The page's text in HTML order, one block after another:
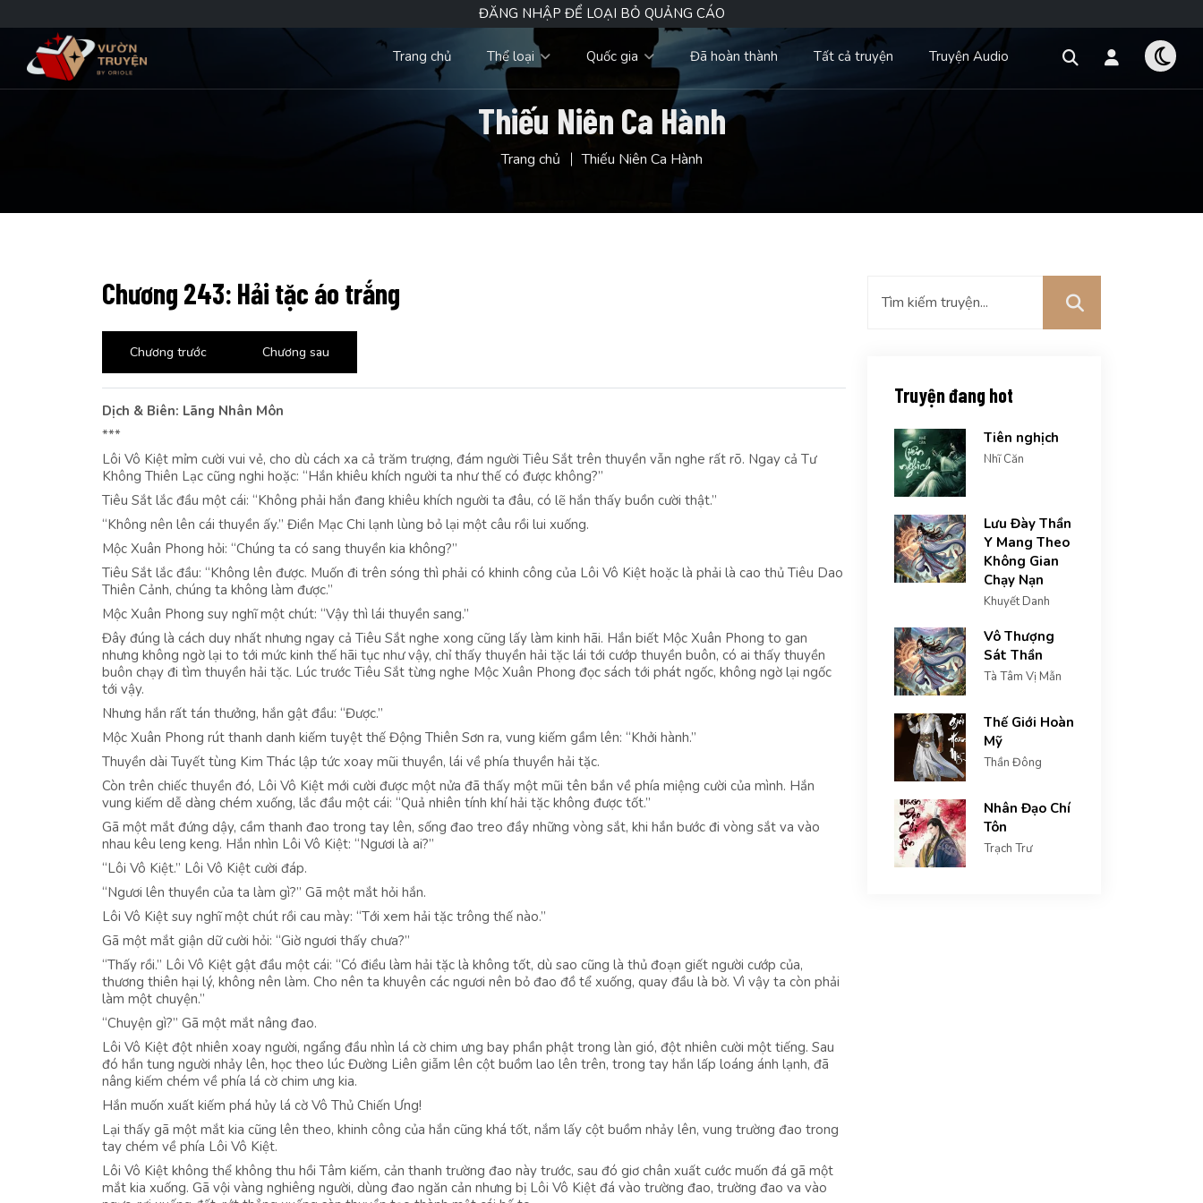
ĐĂNG NHẬP ĐỂ LOẠI BỎ QUẢNG CÁO
Trang chủ Thể loại Quốc gia Đã hoàn thành Tất cả truyện Truyện Audio
Thiếu Niên Ca Hành
Trang chủ Thiếu Niên Ca Hành
Chương 243: Hải tặc áo trắng
Chương trước Chương sau
Dịch & Biên: Lãng Nhân Môn
***
Lôi Vô Kiệt mỉm cười vui vẻ, cho dù cách xa cả trăm trượng, đám người Tiêu Sắt trên thuyền vẫn nghe rất rõ. Ngay cả Tư
Không Thiên Lạc cũng nghi hoặc: “Hắn khiêu khích người ta như thế có được không?”
Tiêu Sắt lắc đầu một cái: “Không phải hắn đang khiêu khích người ta đâu, có lẽ hắn thấy buồn cười thật.”
“Không nên lên cái thuyền ấy.” Điền Mạc Chi lạnh lùng bỏ lại một câu rồi lui xuống.
Mộc Xuân Phong hỏi: “Chúng ta có sang thuyền kia không?”
Tiêu Sắt lắc đầu: “Không lên được. Muốn đi trên sóng thì phải có khinh công của Lôi Vô Kiệt hoặc là phải là cao thủ Tiêu Dao
Thiên Cảnh, chúng ta không làm được.”
Mộc Xuân Phong suy nghĩ một chút: “Vậy thì lái thuyền sang.”
Đây đúng là cách duy nhất nhưng ngay cả Tiêu Sắt nghe xong cũng lấy làm kinh hãi. Hắn biết Mộc Xuân Phong to gan
nhưng không ngờ lại to tới mức kinh thế hãi tục như vậy, chỉ thấy thuyền hải tặc lái tới cướp thuyền buôn, có ai thấy thuyền
buôn chạy đi tìm thuyền hải tặc. Lúc trước Tiêu Sắt từng nghe Mộc Xuân Phong đọc sách tới phát ngốc, không ngờ lại ngốc
tới vậy.
Nhưng hắn rất tán thưởng, hắn gật đầu: “Được.”
Mộc Xuân Phong rút thanh danh kiếm tuyệt thế Động Thiên Sơn ra, vung kiếm gầm lên: “Khởi hành.”
Thuyền dài Tuyết tùng Kim Thác lập tức xoay mũi thuyền, lái về phía thuyền hải tặc.
Còn trên chiếc thuyền đó, Lôi Vô Kiệt mới cười được một nửa đã thấy một mũi tên bắn về phía miệng cười của mình. Hắn
vung kiếm dễ dàng chém xuống, lắc đầu một cái: “Quả nhiên tính khí hải tặc không được tốt.”
Gã một mắt đứng dậy, cầm thanh đao trong tay lên, sống đao treo đầy những vòng sắt, khi hắn bước đi vòng sắt va vào
nhau kêu leng keng. Hắn nhìn Lôi Vô Kiệt: “Ngươi là ai?”
“Lôi Vô Kiệt.” Lôi Vô Kiệt cười đáp.
“Ngươi lên thuyền của ta làm gì?” Gã một mắt hỏi hắn.
Lôi Vô Kiệt suy nghĩ một chút rồi cau mày: “Tới xem hải tặc trông thế nào.”
Gã một mắt giận dữ cười hỏi: “Giờ ngươi thấy chưa?”
“Thấy rồi.” Lôi Vô Kiệt gật đầu một cái: “Có điều làm hải tặc là không tốt, dù sao cũng là thủ đoạn giết người cướp của,
thương thiên hại lý, không nên làm. Cho nên ta khuyên các ngươi nên bỏ đao đồ tể xuống, quay đầu là bờ. Vì vậy ta còn phải
làm một chuyện.”
“Chuyện gì?” Gã một mắt nâng đao.
Lôi Vô Kiệt đột nhiên xoay người, ngẩng đầu nhìn lá cờ chim ưng bay phần phật trong làn gió, đột nhiên cười một tiếng. Sau
đó hắn tung người nhảy lên, học theo lúc Đường Liên giẫm lên cột buồm lao lên trên, trong tay hắn lấp loáng ánh lạnh, đã
nâng kiếm chém về phía lá cờ chim ưng kia.
Hắn muốn xuất kiếm phá hủy lá cờ Vô Thủ Chiến Ưng!
Lại thấy gã một mắt kia cũng lên theo, khinh công của hắn cũng khá tốt, nắm lấy cột buồm nhảy lên, vung trường đao trong
tay chém về phía Lôi Vô Kiệt.
Lôi Vô Kiệt không thể không thu hồi Tâm kiếm, cản thanh trường đao này trước, sau đó giơ chân xuất cước muốn đá gã một
mắt kia xuống. Gã vội vàng nghiêng người, dùng đao ngăn cản nhưng bị Lôi Vô Kiệt đá vào trường đao, trường đao va vào
Truyện đang hot
Tiên nghịch
Nhĩ Căn
Lưu Đày Thần
Y Mang Theo
Không Gian
Chạy Nạn
Khuyết Danh
Vô Thượng
Sát Thần
Tà Tâm Vị Mẫn
Thế Giới Hoàn
Mỹ
Thần Đông
Nhân Đạo Chí
Tôn
Trạch Trư